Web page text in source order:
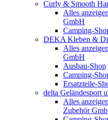
Curly & Smooth
Alles
GmbH
Camping-
DEKA Kleben &
Alles
GmbH
Ausbau-Shop
Camping-
Ersatzteile-
delta Geländesport
Alles
Zubehör